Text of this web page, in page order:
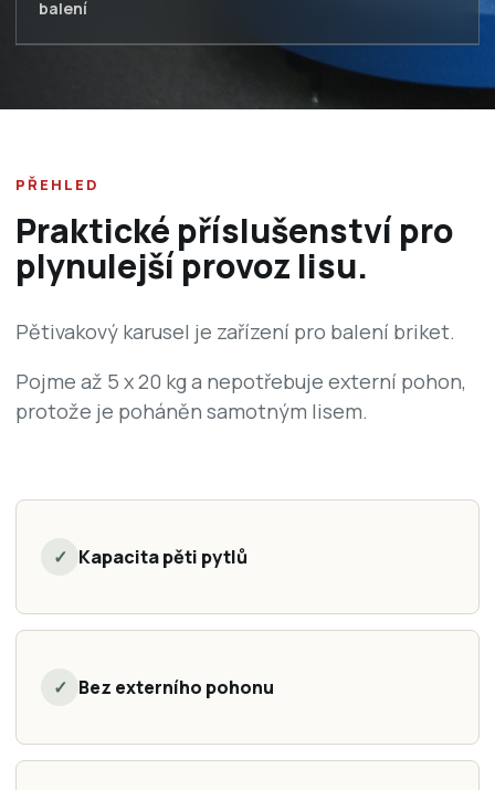
balení
PŘEHLED
Praktické příslušenství pro
plynulejší provoz lisu.
Pětivakový karusel je zařízení pro balení briket.
Pojme až 5 x 20 kg a nepotřebuje externí pohon,
protože je poháněn samotným lisem.
✓ Kapacita pěti pytlů
✓ Bez externího pohonu